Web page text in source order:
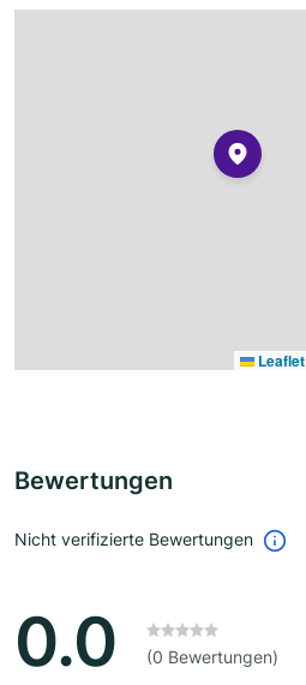
Leaflet
Bewertungen
Nicht verifizierte Bewertungen
0.0 (0 Bewertungen)